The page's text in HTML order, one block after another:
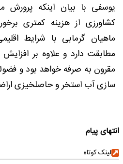
یوسفی با بیان اینکه پرورش
کشاورزی از هزینه کمتری
ماهیان گرمابی با شرایط
مطابقت دارد و علاوه بر افزایش
مقرون به صرفه خواهد بود و
سازی آب استخر و حاصلخیزی
انتهای پیام
لینک کوتاه